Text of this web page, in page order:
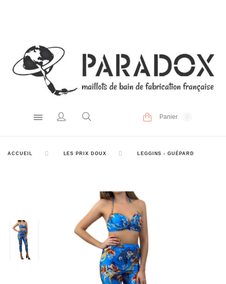
Panier
ACCUEIL LES PRIX DOUX LEGGINS - GUÉPARD